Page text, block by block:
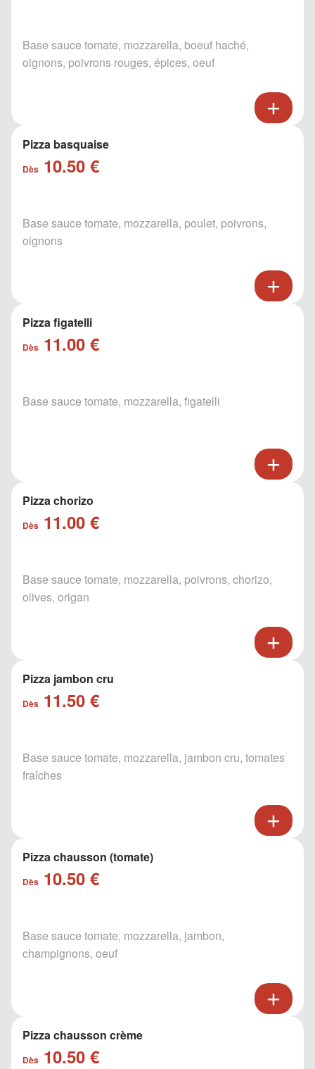
Base sauce tomate, mozzarella, boeuf haché,
oignons, poivrons rouges, épices, oeuf
Pizza basquaise
Dès 10.50 €
Base sauce tomate, mozzarella, poulet, poivrons,
oignons
Pizza figatelli
Dès 11.00 €
Base sauce tomate, mozzarella, figatelli
Pizza chorizo
Dès 11.00 €
Base sauce tomate, mozzarella, poivrons, chorizo,
olives, origan
Pizza jambon cru
Dès 11.50 €
Base sauce tomate, mozzarella, jambon cru, tomates
fraîches
Pizza chausson (tomate)
Dès 10.50 €
Base sauce tomate, mozzarella, jambon,
champignons, oeuf
Pizza chausson crème
Dès 10.50 €